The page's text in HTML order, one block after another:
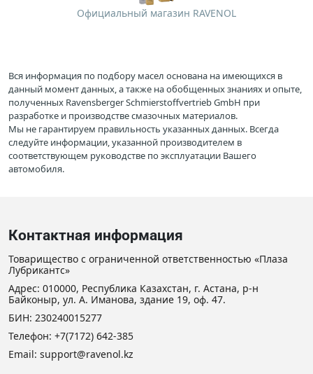
Официальный магазин RAVENOL
Вся информация по подбору масел основана на имеющихся в
данный момент данных, а также на обобщенных знаниях и опыте,
полученных Ravensberger Schmierstoffvertrieb GmbH при
разработке и производстве смазочных материалов.
Мы не гарантируем правильность указанных данных. Всегда
следуйте информации, указанной производителем в
соответствующем руководстве по эксплуатации Вашего
автомобиля.
Контактная информация
Товарищество с ограниченной ответственностью «Плаза
Лубрикантс»
Адрес: 010000, Республика Казахстан, г. Астана, р-н
Байконыр, ул. А. Иманова, здание 19, оф. 47.
БИН: 230240015277
Телефон: +7(7172) 642-385
Email: support@ravenol.kz